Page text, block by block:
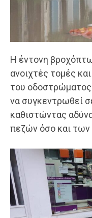
Η έντονη
ανοιχτές τομές
του
να συγκεντρωθεί
καθιστώντας
πεζών όσο και